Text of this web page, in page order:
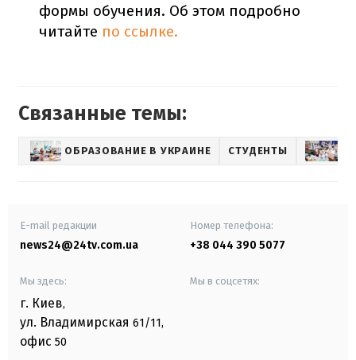
формы обучения. Об этом подробно
читайте по ссылке.
Связанные темы:
ОБРАЗОВАНИЕ В УКРАИНЕ СТУДЕНТЫ
E-mail редакции
news24@24tv.com.ua
Номер телефона:
+38 044 390 5077
Мы здесь:
г. Киев,
ул. Владимирская 61/11,
офис 50
Мы в соцсетях: